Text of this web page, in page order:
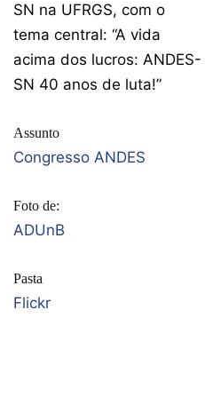
SN na UFRGS, com o
tema central: “A vida
acima dos lucros: ANDES-
SN 40 anos de luta!”
Assunto
Congresso ANDES
Foto de:
ADUnB
Pasta
Flickr